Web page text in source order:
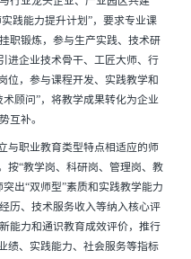
践能力提升计划”，要求专业课
职锻炼，参与生产实践、技术研
进企业技术骨干、工匠大师、行
位，参与课程开发、实践教学和
顾问”，将教学成果转化为企业
互补。
与职业教育类型特点相适应的师
按“教学岗、科研岗、管理岗、教
出“双师型”素质和实践教学能力
历、技术服务收入等纳入核心评
能力和通识教育成效评价，推行
绩、实践能力、社会服务等指标